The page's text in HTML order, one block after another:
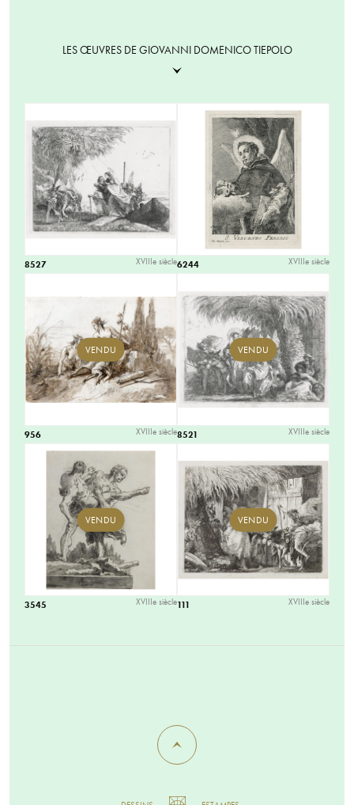
LES ŒUVRES DE GIOVANNI DOMENICO TIEPOLO
8527 XVIIIe siècle6244 XVIIIe siècle
VENDU
956 XVIIIe siècle
VENDU
8521 XVIIIe siècle
VENDU
3545 XVIIIe siècle
VENDU
111 XVIIIe siècle